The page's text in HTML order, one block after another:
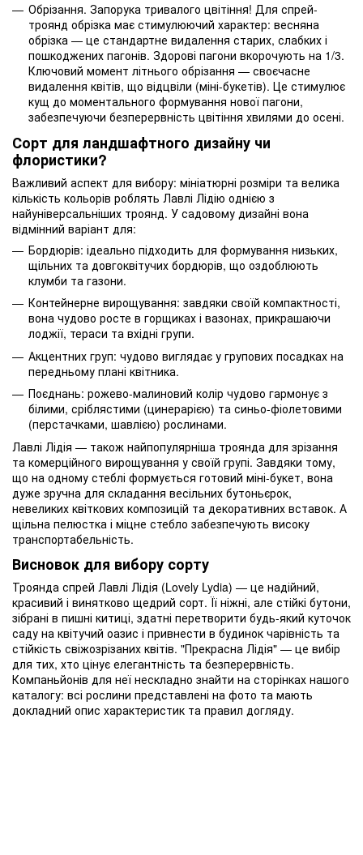
Обрізання. Запорука тривалого цвітіння! Для спрей-
троянд обрізка має стимулюючий характер: весняна
обрізка — це стандартне видалення старих, слабких і
пошкоджених пагонів. Здорові пагони вкорочують на 1/3.
Ключовий момент літнього обрізання — своєчасне
видалення квітів, що відцвіли (міні-букетів). Це стимулює
кущ до моментального формування нової пагони,
забезпечуючи безперервність цвітіння хвилями до осені.
Сорт для ландшафтного дизайну чи
флористики?
Важливий аспект для вибору: мініатюрні розміри та велика
кількість кольорів роблять Лавлі Лідію однією з
найуніверсальніших троянд. У садовому дизайні вона
відмінний варіант для:
Бордюрів: ідеально підходить для формування низьких,
щільних та довгоквітучих бордюрів, що оздоблюють
клумби та газони.
Контейнерне вирощування: завдяки своїй компактності,
вона чудово росте в горщиках і вазонах, прикрашаючи
лоджії, тераси та вхідні групи.
Акцентних груп: чудово виглядає у групових посадках на
передньому плані квітника.
Поєднань: рожево-малиновий колір чудово гармонує з
білими, сріблястими (цинерарією) та синьо-фіолетовими
(перстачками, шавлією) рослинами.
Лавлі Лідія — також найпопулярніша троянда для зрізання
та комерційного вирощування у своїй групі. Завдяки тому,
що на одному стеблі формується готовий міні-букет, вона
дуже зручна для складання весільних бутоньєрок,
невеликих квіткових композицій та декоративних вставок. А
щільна пелюстка і міцне стебло забезпечують високу
транспортабельність.
Висновок для вибору сорту
Троянда спрей Лавлі Лідія (Lovely Lydia) — це надійний,
красивий і винятково щедрий сорт. Її ніжні, але стійкі бутони,
зібрані в пишні китиці, здатні перетворити будь-який куточок
саду на квітучий оазис і привнести в будинок чарівність та
стійкість свіжозрізаних квітів. "Прекрасна Лідія" — це вибір
для тих, хто цінує елегантність та безперервність.
Компаньйонів для неї нескладно знайти на сторінках нашого
каталогу: всі рослини представлені на фото та мають
докладний опис характеристик та правил догляду.